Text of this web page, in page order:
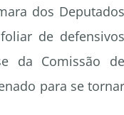
dos Deputados
de defensivos
da Comissão de
para se tornar